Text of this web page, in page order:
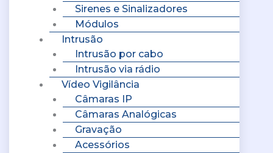
Sirenes e Sinalizadores
Módulos
Intrusão
Intrusão por cabo
Intrusão via rádio
Vídeo Vigilância
Câmaras IP
Câmaras Analógicas
Gravação
Acessórios